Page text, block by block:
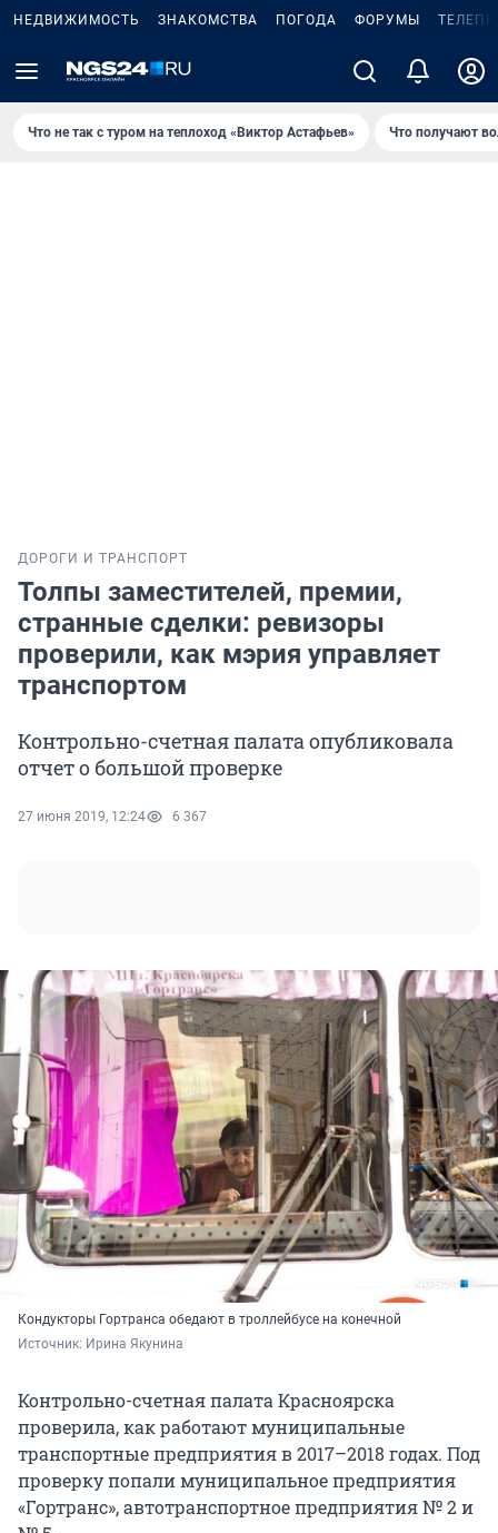
НЕДВИЖИМОСТЬ ЗНАКОМСТВА ПОГОДА ФОРУМЫ
Что не так с туром на теплоход «Виктор Астафьев» Что получают
ДОРОГИ И ТРАНСПОРТ
Толпы заместителей, премии,
странные сделки: ревизоры
проверили, как мэрия управляет
транспортом
Контрольно-счетная палата опубликовала
отчет о большой проверке
27 июня 2019, 12:24 6 367
Кондукторы Гортранса обедают в троллейбусе на конечной
Источник: Ирина Якунина
Контрольно-счетная палата Красноярска
проверила, как работают муниципальные
транспортные предприятия в 2017–2018 годах. Под
проверку попали муниципальное предприятия
«Гортранс», автотранспортное предприятия № 2 и